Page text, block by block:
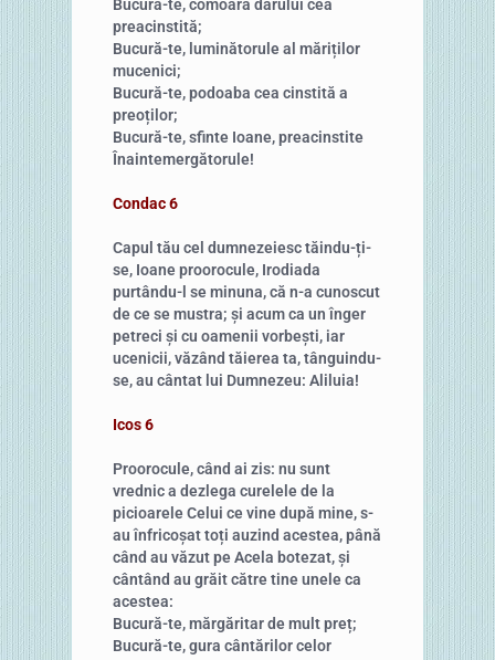
Bucură-te, comoara darului cea
preacinstită;
Bucură-te, luminătorule al măriților
mucenici;
Bucură-te, podoaba cea cinstită a
preoților;
Bucură-te, sfinte Ioane, preacinstite
Înaintemergătorule!
Condac 6
Capul tău cel dumnezeiesc tăindu-ți-
se, Ioane proorocule, Irodiada
purtându-l se minuna, că n-a cunoscut
de ce se mustra; și acum ca un înger
petreci și cu oamenii vorbești, iar
ucenicii, văzând tăierea ta, tânguindu-
se, au cântat lui Dumnezeu: Aliluia!
Icos 6
Proorocule, când ai zis: nu sunt
vrednic a dezlega curelele de la
picioarele Celui ce vine după mine, s-
au înfricoșat toți auzind acestea, până
când au văzut pe Acela botezat, și
cântând au grăit către tine unele ca
acestea:
Bucură-te, mărgăritar de mult preț;
Bucură-te, gura cântărilor celor